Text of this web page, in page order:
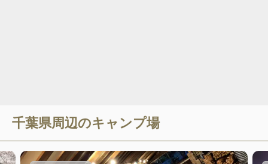
千葉県周辺のキャンプ場